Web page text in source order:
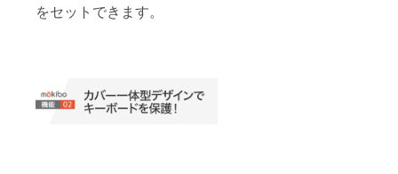
をセットできます。